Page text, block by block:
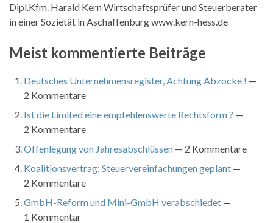
Dipl.Kfm. Harald Kern Wirtschaftsprüfer und Steuerberater
in einer Sozietät in Aschaffenburg www.kern-hess.de
Meist kommentierte Beiträge
Deutsches Unternehmensregister, Achtung Abzocke ! —
2 Kommentare
Ist die Limited eine empfehlenswerte Rechtsform ? —
2 Kommentare
Offenlegung von Jahresabschlüssen — 2 Kommentare
Koalitionsvertrag: Steuervereinfachungen geplant —
2 Kommentare
GmbH-Reform und Mini-GmbH verabschiedet —
1 Kommentar